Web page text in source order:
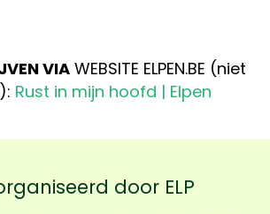
VIAWEBSITE ELPEN.BE (niet
Rust in mijn hoofd | Elpen
door ELP